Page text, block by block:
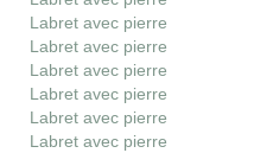
Labret avec pierre
Labret avec pierre
Labret avec pierre
Labret avec pierre
Labret avec pierre
Labret avec pierre